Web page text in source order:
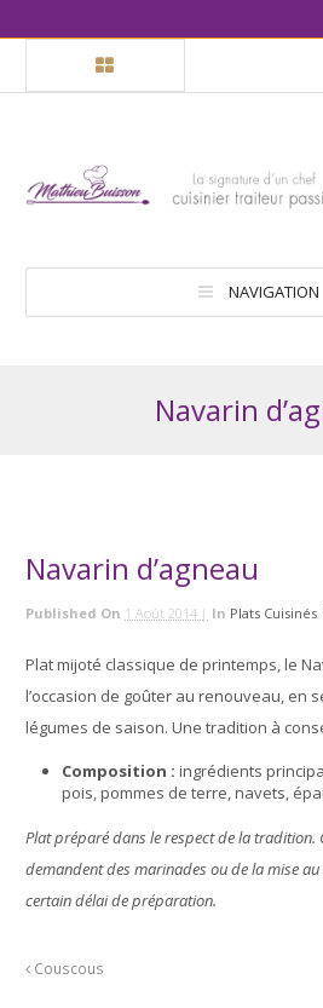
NAVIGATION
Navarin
Navarin d’agneau
Published On 1 Août 2014 | In Plats Cuisinés
Plat mijoté classique de printemps, le
l’occasion de goûter au renouveau, en
légumes de saison. Une tradition à
Composition : ingrédients
pois, pommes de terre, navets,
Plat préparé dans le respect de la tradition.
demandent des marinades ou de la mise au
certain délai de préparation.
Couscous